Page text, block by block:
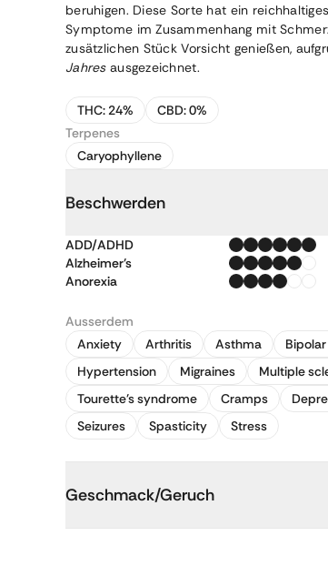
beruhigen. Diese Sorte hat ein
Symptome im Zusammenhang mit
zusätzlichen Stück Vorsicht genießen,
Jahresausgezeichnet.
THC:24% CBD:0%
Terpenes
Caryophyllene
Beschwerden
ADD/ADHD
Alzheimer's
Anorexia
Ausserdem
Anxiety
Arthritis Asthma
Hypertension
Migraines Multiple
Tourette's syndrome
Cramps
Seizures
Spasticity Stress
Geschmack/Geruch